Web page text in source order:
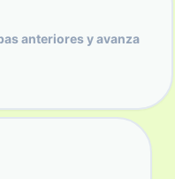
anteriores y avanza